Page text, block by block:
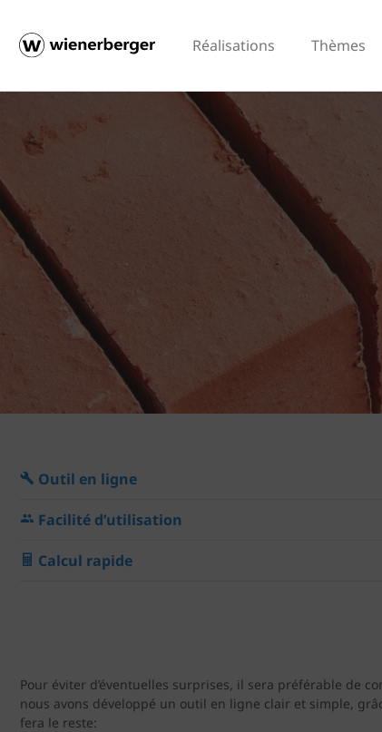
Réalisations Thèmes
Outil en ligne
Facilité d’utilisation
Calcul rapide
Pour éviter d’éventuelles surprises, il sera préférable de
nous avons développé un outil en ligne clair et simple,
fera le reste: